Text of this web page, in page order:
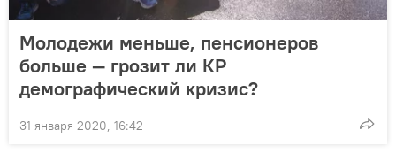
Молодежи меньше, пенсионеров
больше — грозит ли КР
демографический кризис?
31 января 2020, 16:42